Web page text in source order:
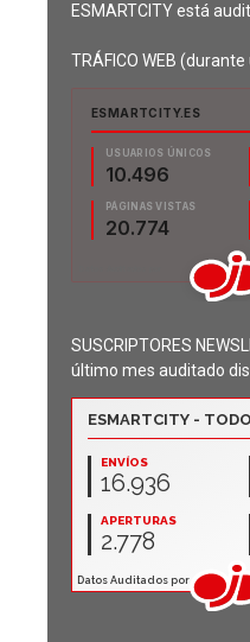
ESMARTCITY está
TRÁFICO WEB
SUSCRIPTORES
último mes auditado